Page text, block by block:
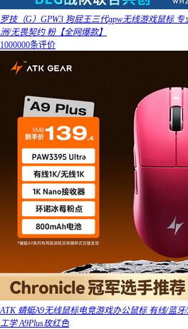
罗技（G）GPW3 狗屁王三代gpw无线游戏鼠标
洲/无畏契约 粉【全网爆款】
1000000条评价
ATK 蜻蜓A9无线鼠标电竞游戏办公鼠标 有线/蓝
工学 A9Plus玫红色